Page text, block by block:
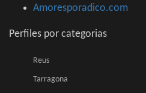
Amoresporadico.com
Perfiles por categorias
Reus
Tarragona